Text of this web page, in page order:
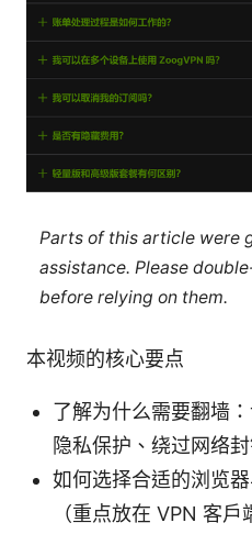
Parts of this article were
assistance. Please
before relying on them.
本视频的核心要点
了解为什么需要翻墙
隐私保护、绕过网络
如何选择合适的浏览
（重点放在 VPN 客户